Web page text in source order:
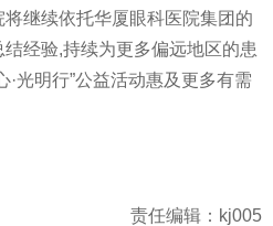
继续依托华厦眼科医院集团的
经验,持续为更多偏远地区的患
·光明行”公益活动惠及更多有需
责任编辑：kj005